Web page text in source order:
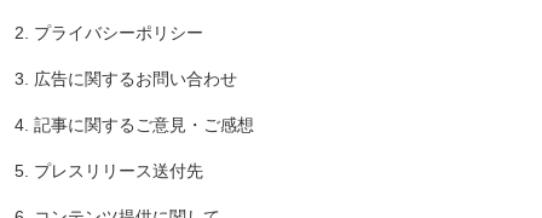
2. プライバシーポリシー
3. 広告に関するお問い合わせ
4. 記事に関するご意見・ご感想
5. プレスリリース送付先